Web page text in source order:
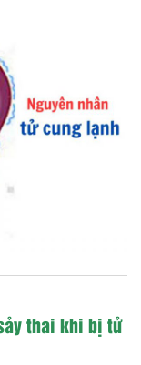
thai khi bị tử